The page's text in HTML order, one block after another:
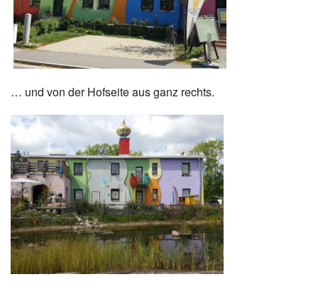
… und von der Hofseite aus ganz rechts.